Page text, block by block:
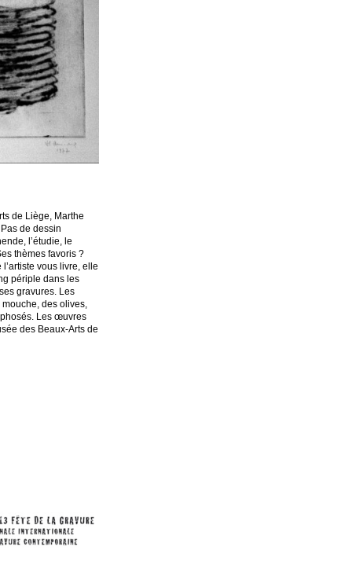
de Liège, Marthe
de dessin
l’étudie, le
thèmes favoris ?
vous livre, elle
périple dans les
gravures. Les
des olives,
Les œuvres
des Beaux-Arts de